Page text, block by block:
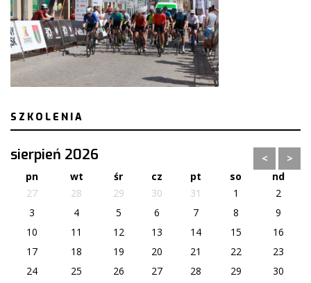
SZKOLENIA
< >
sierpień 2026
pn wt śr cz pt so
nd
27
28 29 30 31 1
2
3
4 5 6 7 8
9
10
11 12 13 14 15
16
17
18 19 20 21 22
23
24
25 26 27 28 29
30